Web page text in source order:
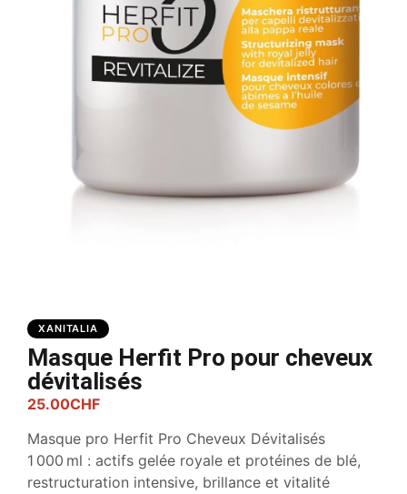
XANITALIA
Masque Herfit Pro pour cheveux
dévitalisés
25.00CHF
Masque pro Herfit Pro Cheveux Dévitalisés
1 000 ml : actifs gelée royale et protéines de blé,
restructuration intensive, brillance et vitalité